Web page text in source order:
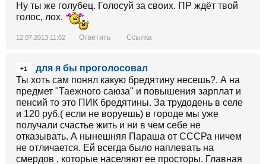
Ну ты же голубец. Голосуй за своих. ПР ждёт твой
голос, лох.
12.07.2013 11:02 Ответить Ссылка
+1
для я бы проголосовал
Ты хоть сам понял какую бредятину несешь?. А на
предмет "Таежного саюза" и повышения зарплат и
пенсий то это ПИК бредятины. За трудодень в селе
и 120 руб.( если не воруешь) в городе мы уже
получали счастье жить и ни в чем себе не
отказывать. А нынешняя Параша от СССРа ничем
не отличается. Ей всегда было наплевать на
смердов , которые населяют ее просторы. Главная